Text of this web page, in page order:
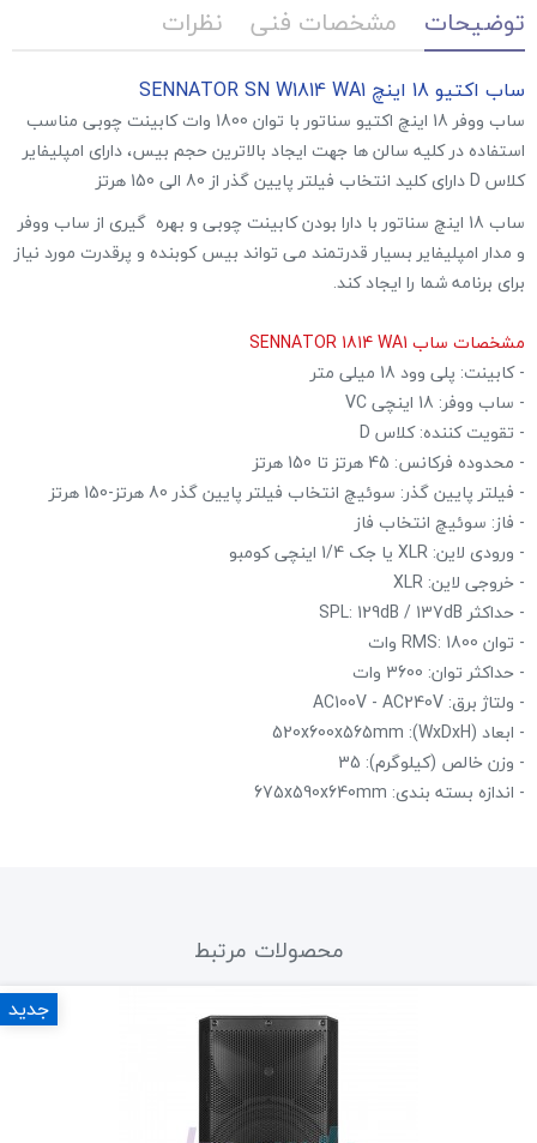
توضیحات مشخصات فنی نظرات
ساب اکتیو 18 اینچ SENNATOR SN W1814 WA1
ساب ووفر 18 اینچ اکتیو سناتور با توان 1800 وات کابینت چوبی مناسب
استفاده در کلیه سالن ها جهت ایجاد بالاترین حجم بیس، دارای امپلیفایر
کلاس D دارای کلید انتخاب فیلتر پایین گذر از 80 الی 150 هرتز
ساب 18 اینچ سناتور با دارا بودن کابینت چوبی و بهره گیری از ساب ووفر
و مدار امپلیفایر بسیار قدرتمند می تواند بیس کوبنده و پرقدرت مورد نیاز
برای برنامه شما را ایجاد کند.
مشخصات ساب SENNATOR 1814 WA1
- کابینت: پلی وود 18 میلی متر
- ساب ووفر: 18 اینچی VC
- تقویت کننده: کلاس D
- محدوده فرکانس: 45 هرتز تا 150 هرتز
- فیلتر پایین گذر: سوئیچ انتخاب فیلتر پایین گذر 80 هرتز-150 هرتز
- فاز: سوئیچ انتخاب فاز
- ورودی لاین: XLR یا جک 1/4 اینچی کومبو
- خروجی لاین: XLR
- حداکثر SPL: 129dB / 137dB
- توان RMS: 1800 وات
- حداکثر توان: 3600 وات
- ولتاژ برق: AC100V - AC240V
- ابعاد (WxDxH): 520x600x565mm
- وزن خالص (کیلوگرم): 35
- اندازه بسته بندی: 675x590x640mm
محصولات مرتبط
جدید